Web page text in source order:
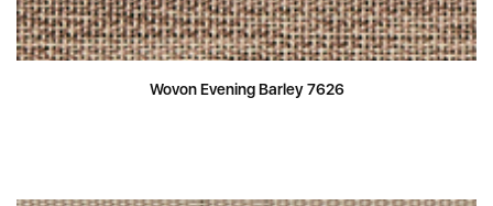
Wovon Evening Barley 7626